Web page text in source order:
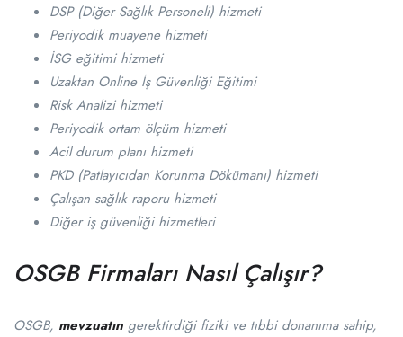
DSP (Diğer Sağlık Personeli) hizmeti
Periyodik muayene hizmeti
İSG eğitimi hizmeti
Uzaktan Online İş Güvenliği Eğitimi
Risk Analizi hizmeti
Periyodik ortam ölçüm hizmeti
Acil durum planı hizmeti
PKD (Patlayıcıdan Korunma Dökümanı) hizmeti
Çalışan sağlık raporu hizmeti
Diğer iş güvenliği hizmetleri
OSGB Firmaları Nasıl Çalışır?
OSGB, mevzuatın gerektirdiği fiziki ve tıbbi donanıma sahip,